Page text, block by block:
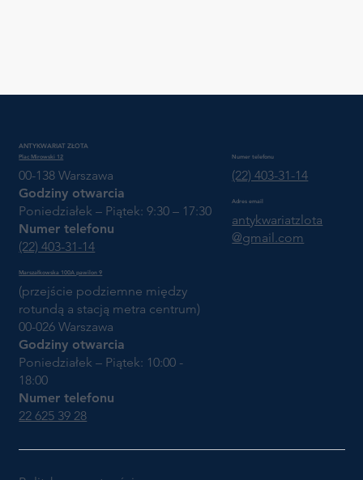
ANTYKWARIAT ZŁOTA
Plac Mirowski 12
00-138 Warszawa
Godziny otwarcia
Poniedziałek – Piątek: 9:30 – 17:30
Numer telefonu
(22) 403-31-14
Marszałkowska 100A pawilon 9
(przejście podziemne między
rotundą a stacją metra centrum)
00-026 Warszawa
Godziny otwarcia
Poniedziałek – Piątek: 10:00 -
18:00
Numer telefonu
22 625 39 28
Numer telefonu
(22) 403-31-14
Adres email
antykwariatzlota
@gmail.com